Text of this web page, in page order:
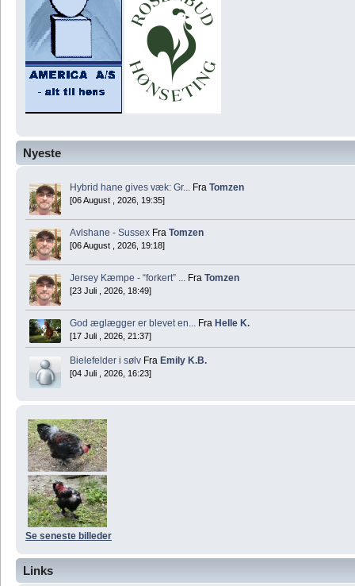
Nyeste
Hybrid hane gives væk: Gr... Fra Tomzen
[06 August , 2026, 19:35]
Avlshane - Sussex Fra Tomzen
[06 August , 2026, 19:18]
Jersey Kæmpe - “forkert” ... Fra Tomzen
[23 Juli , 2026, 18:49]
God æglægger er blevet en... Fra Helle K.
[17 Juli , 2026, 21:37]
Bielefelder i sølv Fra Emily K.B.
[04 Juli , 2026, 16:23]
Se seneste billeder
Links